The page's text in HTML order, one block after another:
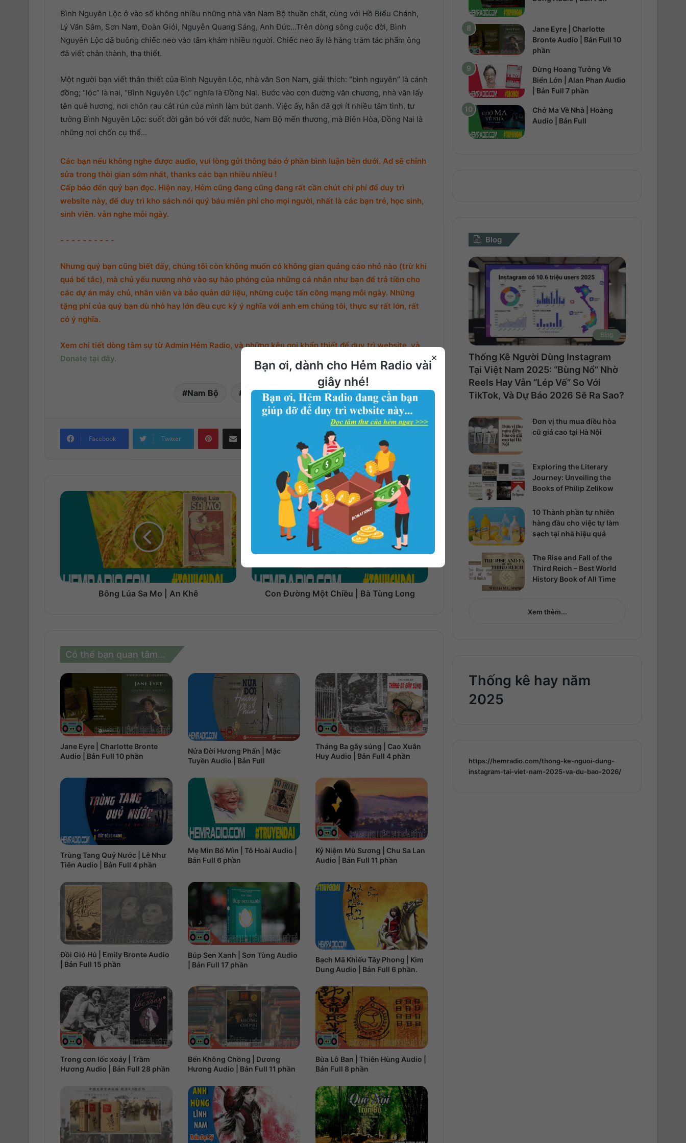
Bình Nguyên Lộc ở vào số không nhiều những nhà văn Nam Bộ thuần chất, cùng với Hồ Biểu Chánh,
Lý Văn Sâm, Sơn Nam, Đoàn Giỏi, Nguyễn Quang Sáng, Anh Đức…Trên dòng sông cuộc đời, Bình
Nguyên Lộc đã buông chiếc neo vào tâm khảm nhiều người. Chiếc neo ấy là hàng trăm tác phẩm ông
đã viết chân thành, tha thiết.
Một người bạn viết thân thiết của Bình Nguyên Lộc, nhà văn Sơn Nam, giải thích: “bình nguyên” là cánh
đồng; “lộc” là nai, “Bình Nguyên Lộc” nghĩa là Đồng Nai. Bước vào con đường văn chương, nhà văn lấy
tên quê hương, nơi chôn rau cắt rún của mình làm bút danh. Việc ấy, hẳn đã gợi ít nhiều tâm tình, tư
tưởng Bình Nguyên Lộc: suốt đời gắn bó với đất nước, Nam Bộ mến thương, mà Biên Hòa, Đồng Nai là
những nơi chốn cụ thể…
Các bạn nếu không nghe được audio, vui lòng gửi thông báo ở phần bình luận bên dưới. Ad sẽ chỉnh
sửa trong thời gian sớm nhất, thanks các bạn nhiều nhiều !
Cấp báo đển quý bạn đọc. Hiện nay, Hẻm cũng đang cũng đang rất cần chút chi phí để duy trì
website này, để duy trì kho sách nói quý báu miễn phí cho mọi người, nhất là các bạn trẻ, học sinh,
sinh viên. vẫn nghe mỗi ngày.
- - - - - - - - - -
Nhưng quý bạn cũng biết đấy, chúng tôi còn không muốn có không gian quảng cáo nhỏ nào (trừ khi
quá bế tắc), mà chủ yếu nương nhờ vào sự hào phóng của những cá nhân như bạn để trả tiền cho
các dự án máy chủ, nhân viên và bảo quản dữ liệu, những cuộc tấn công mạng mỗi ngày. Những
tặng phí của quý bạn dù nhỏ hay lớn đều cực kỳ ý nghĩa với anh em chúng tôi, thực sự rất lớn, rất
có ý nghĩa.
Xem chi tiết dòng tâm sự từ Admin Hẻm Radio, và những kêu gọi khẩn thiết để duy trì website, và
Donate tại đây.
Nam Bộ Thái Hoàng Phi
Facebook Twitter
Bông Lúa Sa Mo | An Khê Con Đường Một Chiều | Bà Tùng Long
Có thể bạn quan tâm...
Jane Eyre | Charlotte Bronte
Audio | Bản Full 10 phần
Nửa Đời Hương Phấn | Mặc
Tuyền Audio | Bản Full
Tháng Ba gãy súng | Cao Xuân
Huy Audio | Bản Full 4 phần
Trùng Tang Quỷ Nước | Lê Như
Tiên Audio | Bản Full 4 phần
Mẹ Mìn Bố Mìn | Tô Hoài Audio |
Bản Full 6 phần
Kỷ Niệm Mù Sương | Chu Sa Lan
Audio | Bản Full 11 phần
Đồi Gió Hú | Emily Bronte Audio
| Bản Full 15 phần
Búp Sen Xanh | Sơn Tùng Audio
| Bản Full 17 phần
Bạch Mã Khiếu Tây Phong | Kim
Dung Audio | Bản Full 6 phần.
Trong cơn lốc xoáy | Trầm
Hương Audio | Bản Full 28 phần
Bến Không Chồng | Dương
Hương Audio | Bản Full 11 phần
Bùa Lỗ Ban | Thiên Hùng Audio |
Bản Full 8 phần
Jane Eyre | Charlotte
Bronte Audio | Bản Full 10
phần
Đừng Hoang Tưởng Về
Biển Lớn | Alan Phan Audio
| Bản Full 7 phần
Chở Ma Về Nhà | Hoàng
Audio | Bản Full
Blog
Blog
Thống Kê Người Dùng Instagram
Tại Việt Nam 2025: “Bùng Nổ” Nhờ
Reels Hay Vẫn “Lép Vế” So Với
TikTok, Và Dự Báo 2026 Sẽ Ra Sao?
Đơn vị thu mua điều hòa
cũ giá cao tại Hà Nội
Exploring the Literary
Journey: Unveiling the
Books of Philip Zelikow
10 Thành phần tự nhiên
hàng đầu cho việc tự làm
sạch tại nhà hiệu quả
The Rise and Fall of the
Third Reich – Best World
History Book of All Time
Xem thêm...
Thống kê hay năm
2025
https://hemradio.com/thong-ke-nguoi-dung-
instagram-tai-viet-nam-2025-va-du-bao-2026/
×
Bạn ơi, dành cho Hẻm Radio vài
giây nhé!